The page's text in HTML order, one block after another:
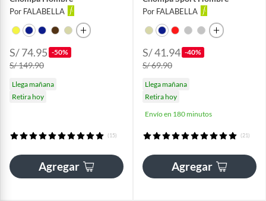
Por FALABELLA
S/ 74.95 -50%
S/ 149.90
Llega mañana
Retira hoy
(15)
Agregar
Por FALABELLA
S/ 41.94 -40%
S/ 69.90
Llega mañana
Retira hoy
Envío en 180 minutos
(21)
Agregar